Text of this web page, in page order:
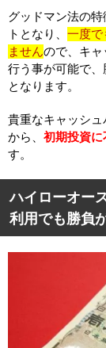
グッドマン法の
トとなり、 一度で
ませんので、キ
行う事が可能で
となります。
貴重なキャッシ
から、 初期投資
す。
ハイローオー
利用でも勝負